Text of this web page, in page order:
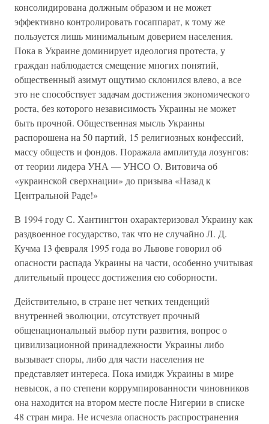
консолидирована должным образом и не может
эффективно контролировать госаппарат, к тому же
пользуется лишь минимальным доверием населения.
Пока в Украине доминирует идеология протеста, у
граждан наблюдается смещение многих понятий,
общественный азимут ощутимо склонился влево, а все
это не способствует задачам достижения экономического
роста, без которого независимость Украины не может
быть прочной. Общественная мысль Украины
распорошена на 50 партий, 15 религиозных конфессий,
массу обществ и фондов. Поражала амплитуда лозунгов:
от теории лидера УНА — УНСО О. Витовича об
«украинской сверхнации» до призыва «Назад к
Центральной Раде!»
В 1994 году С. Хантингтон охарактеризовал Украину как
раздвоенное государство, так что не случайно Л. Д.
Кучма 13 февраля 1995 года во Львове говорил об
опасности распада Украины на части, особенно учитывая
длительный процесс достижения ею соборности.
Действительно, в стране нет четких тенденций
внутренней эволюции, отсутствует прочный
общенациональный выбор пути развития, вопрос о
цивилизационной принадлежности Украины либо
вызывает споры, либо для части населения не
представляет интереса. Пока имидж Украины в мире
невысок, а по степени коррумпированности чиновников
она находится на втором месте после Нигерии в списке
48 стран мира. Не исчезла опасность распространения